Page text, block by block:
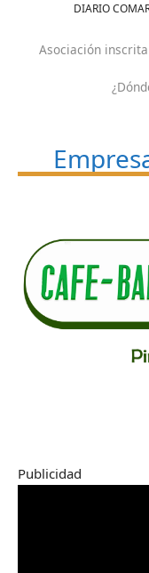
DIARIO
Asociación
Publicidad